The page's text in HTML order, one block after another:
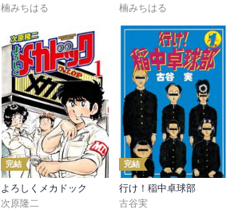
楠みちはる
楠みちはる
完結
よろしくメカドック
次原隆二
完結
行け！稲中卓球部
古谷実